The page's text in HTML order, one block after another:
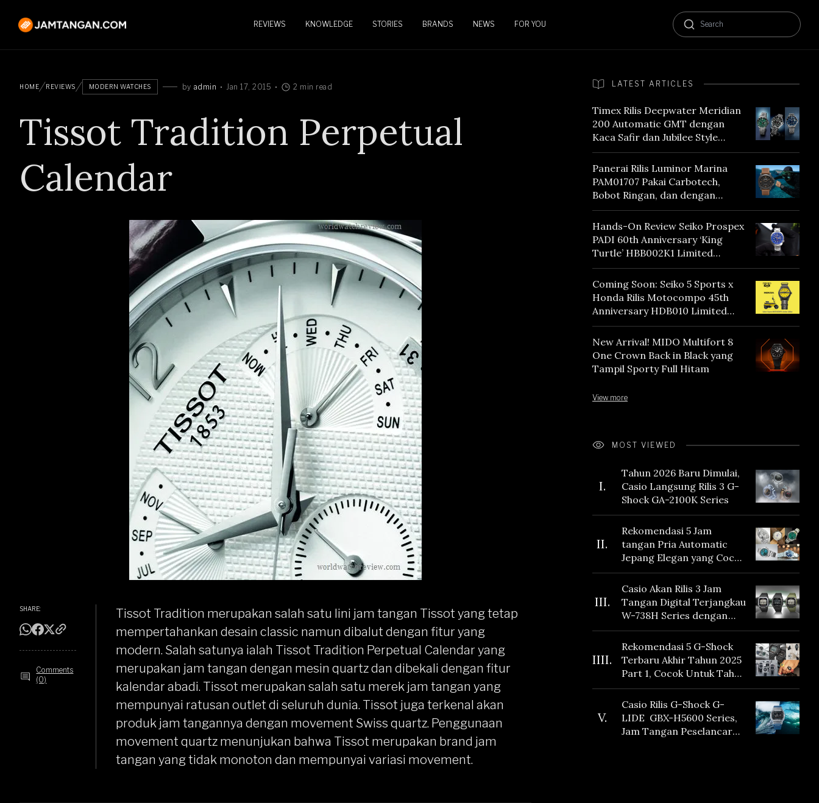
REVIEWS KNOWLEDGE STORIES BRANDS NEWS FOR YOU
HOME REVIEWS MODERN WATCHES by admin Jan 17, 2015 2 min read
Tissot Tradition Perpetual
Calendar
SHARE:
Comments
(0)
Tissot Tradition merupakan salah satu lini jam tangan Tissot yang tetap
mempertahankan desain classic namun dibalut dengan fitur yang
modern. Salah satunya ialah Tissot Tradition Perpetual Calendar yang
merupakan jam tangan dengan mesin quartz dan dibekali dengan fitur
kalendar abadi. Tissot merupakan salah satu merek jam tangan yang
mempunyai ratusan outlet di seluruh dunia. Tissot juga terkenal akan
produk jam tangannya dengan movement Swiss quartz. Penggunaan
movement quartz menunjukan bahwa Tissot merupakan brand jam
tangan yang tidak monoton dan mempunyai variasi movement.
LATEST ARTICLES
Timex Rilis Deepwater Meridian
200 Automatic GMT dengan
Kaca Safir dan Jubilee Style
Bracelet
Panerai Rilis Luminor Marina
PAM01707 Pakai Carbotech,
Bobot Ringan, dan dengan
Vintage Vibes
Hands-On Review Seiko Prospex
PADI 60th Anniversary ‘King
Turtle’ HBB002K1 Limited
Edition
Coming Soon: Seiko 5 Sports x
Honda Rilis Motocompo 45th
Anniversary HDB010 Limited
Edition
New Arrival! MIDO Multifort 8
One Crown Back in Black yang
Tampil Sporty Full Hitam
View more
MOST VIEWED
I.
Tahun 2026 Baru Dimulai,
Casio Langsung Rilis 3 G-
Shock GA-2100K Series
II.
Rekomendasi 5 Jam
tangan Pria Automatic
Jepang Elegan yang Cocok
Dikoleksi di 2026
III.
Casio Akan Rilis 3 Jam
Tangan Digital Terjangkau
W-738H Series dengan
Masa Baterai 10 Tahun
dan Fitur Vibration
IIII.
Rekomendasi 5 G-Shock
Terbaru Akhir Tahun 2025
Part 1, Cocok Untuk Tahun
Baru!
V.
Casio Rilis G-Shock G-
LIDE GBX-H5600 Series,
Jam Tangan Peselancar